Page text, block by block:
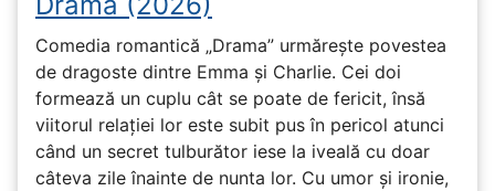
Comedia romantică „Drama” urmărește povestea
de dragoste dintre Emma și Charlie. Cei doi
formează un cuplu cât se poate de fericit, însă
viitorul relației lor este subit pus în pericol atunci
când un secret tulburător iese la iveală cu doar
câteva zile înainte de nunta lor. Cu umor și ironie,